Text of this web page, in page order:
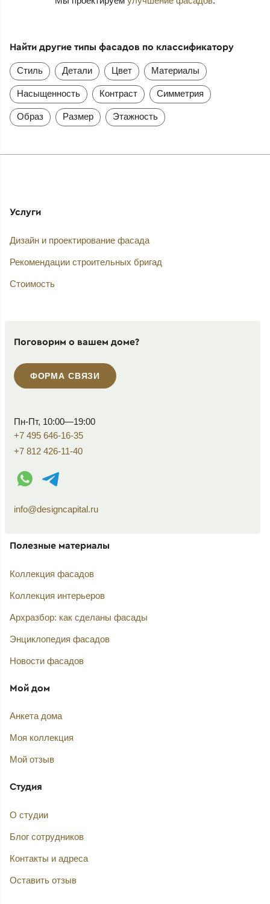
Найти другие типы фасадов по классификатору
Стиль Детали Цвет Материалы
Насыщенность Контраст Симметрия
Образ Размер Этажность
Услуги
Дизайн и проектирование фасада
Рекомендации строительных бригад
Стоимость
Поговорим о вашем доме?
ФОРМА СВЯЗИ
Пн-Пт, 10:00—19:00
+7 495 646-16-35
+7 812 426-11-40
WhatsApp контакт
Telegram контакт
info@designcapital.ru
Полезные материалы
Коллекция фасадов
Коллекция интерьеров
Архразбор: как сделаны фасады
Энциклопедия фасадов
Новости фасадов
Мой дом
Анкета дома
Моя коллекция
Мой отзыв
Студия
О студии
Блог сотрудников
Контакты и адреса
Оставить отзыв